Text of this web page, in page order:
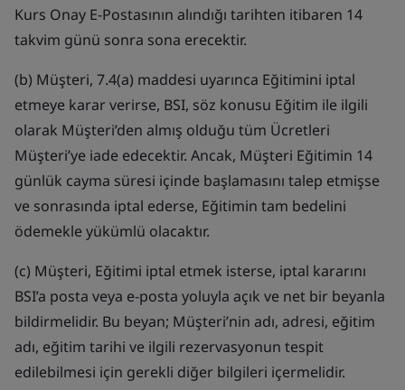
Kurs Onay E-Postasının alındığı tarihten itibaren 14
takvim günü sonra sona erecektir.
(b) Müşteri, 7.4(a) maddesi uyarınca Eğitimini iptal
etmeye karar verirse, BSI, söz konusu Eğitim ile ilgili
olarak Müşteri’den almış olduğu tüm Ücretleri
Müşteri’ye iade edecektir. Ancak, Müşteri Eğitimin 14
günlük cayma süresi içinde başlamasını talep etmişse
ve sonrasında iptal ederse, Eğitimin tam bedelini
ödemekle yükümlü olacaktır.
(c) Müşteri, Eğitimi iptal etmek isterse, iptal kararını
BSI’a posta veya e-posta yoluyla açık ve net bir beyanla
bildirmelidir. Bu beyan; Müşteri’nin adı, adresi, eğitim
adı, eğitim tarihi ve ilgili rezervasyonun tespit
edilebilmesi için gerekli diğer bilgileri içermelidir.